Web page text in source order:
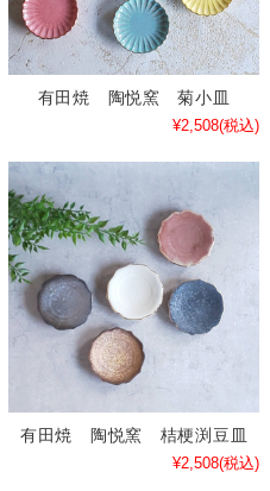
有田焼 陶悦窯 菊小皿
¥2,508(税込)
有田焼 陶悦窯 桔梗渕豆皿
¥2,508(税込)